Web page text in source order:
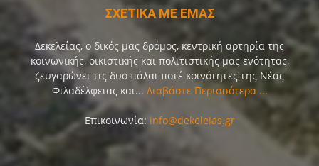
ΣΧΕΤΙΚΑ ΜΕ ΕΜΑΣ
Δεκελείας, ο δικός μας δρόμος, κεντρική αρτηρία της
κοινωνικής, οικιστικής και πολιτιστικής μας ενότητας,
ζευγαρώνει τις δυο πάλαι ποτέ κοινότητες της Νέας
Φιλαδέλφειας και... Διαβάστε Περισσότερα ...
Επικοινωνία: info@dekeleias.gr